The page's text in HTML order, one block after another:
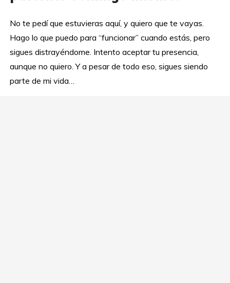
No te pedí que estuvieras aquí, y quiero que te vayas.
Hago lo que puedo para “funcionar” cuando estás, pero
sigues distrayéndome. Intento aceptar tu presencia,
aunque no quiero. Y a pesar de todo eso, sigues siendo
parte de mi vida…